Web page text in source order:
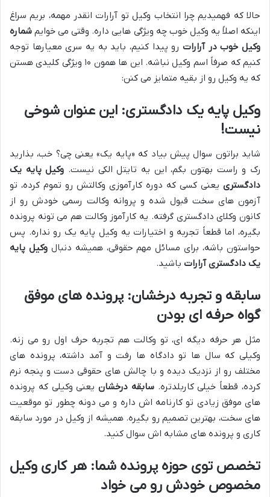
حالا که فهمیدیم چرا انتخاب وکیل تو آرارات انقدر مهمه، بریم سراغ
اینکه اصلاً یه وکیل خوب چه ویژگی هایی داره. وقتی می خوایم شماره
وکیل خوب در آرارات رو پیدا کنیم، باید به یه سری معیارها توجه
کنیم که صرفاً اسم وکیل نباشه. این ها همون ۱۰ ویژگی کلیدی هستن
که یه وکیل رو از بقیه متمایز می کنن:
وکیل پایه یک دادگستری: این عنوان شوخی
نیست!
شاید براتون سوال پیش بیاد که «پایه یک» یعنی چی؟ خب، بذارید
رک و راست بهتون بگم، این یه تایتل الکی نیست. وکیل پایه یک
دادگستری یعنی کسی که دوره کارآموزی وکالتش رو تموم کرده، تو
آزمون های سخت قبول شده و پروانه وکالت رسمی خودش رو از
کانون وکلای دادگستری گرفته. یه کارآموز وکالت هم می تونه پرونده
بگیره، اما قطعاً تجربه و اختیارات یه وکیل پایه یک رو نداره. پس
حواستون باشه، برای مسائل مهم حقوقی، همیشه دنبالوکیل پایه
یک دادگستری آرارات باشید.
سابقه و تجربه درخشان: پرونده های موفق
گواه حرفه ای بودن
مثل هر حرفه دیگه ای، تو وکالت هم تجربه حرف اول رو می زنه.
وکیلی که سال ها تو دادگاه ها رفت و آمد داشته، پرونده های
مختلف رو از نزدیک دیده و با چالش های حقوقی دست و پنجه نرم
کرده، قطعاً خیلی کاربلدتره.سابقه درخشانیعنی وکیلی که پرونده
های موفق زیادی تو کارنامه اش داره و می دونه چطور تو موقعیت
های سخت، بهترین تصمیم رو بگیره. همیشه از وکیل در مورد سابقه
کاری و پرونده های مشابه اش سوال کنید.
تخصص توی حوزه پرونده شما: هر کاری وکیل
مخصوص خودش رو می خواد